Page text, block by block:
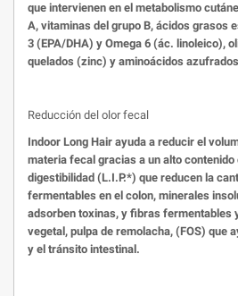
que intervienen en el metabolismo
A, vitaminas del grupo B, ácidos grasos
3 (EPA/DHA) y Omega 6 (ác. linoleico),
quelados (zinc) y aminoácidos
Reducción del olor fecal
Indoor Long Hair ayuda a reducir el
materia fecal gracias a un alto
digestibilidad (L.I.P.*) que reducen la
fermentables en el colon, minerales
adsorben toxinas, y fibras fermentables
vegetal, pulpa de remolacha, (FOS) que
y el tránsito intestinal.